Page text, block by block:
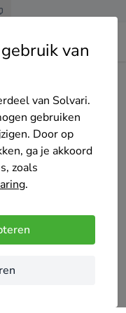
van
van Solvari.
gebruiken
Door op
ga je akkoord
zoals
.
en het